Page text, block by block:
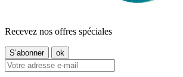
Recevez nos offres spéciales